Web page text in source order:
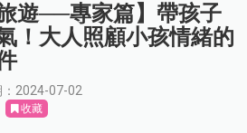
遊──專家篇】帶孩子
！大人照顧小孩情緒的
：2024-07-02
收藏